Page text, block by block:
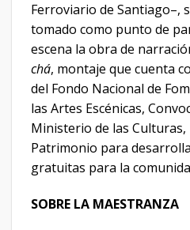
Ferroviario de Santiago–,
tomado como punto de
escena la obra de
chá, montaje que cuenta
del Fondo Nacional de
las Artes Escénicas,
Ministerio de las Culturas,
Patrimonio para
gratuitas para la
SOBRE LA MAESTRANZA